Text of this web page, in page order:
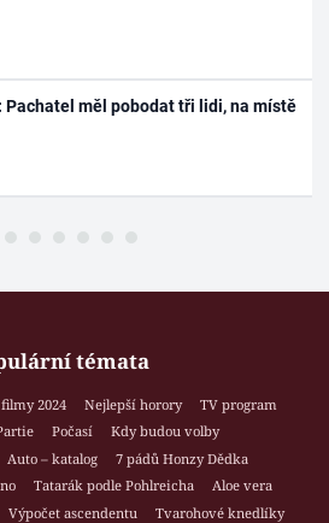
Pachatel měl pobodat tři lidi, na místě
témata
2024 Nejlepší horory
TV program
Počasí
Kdy budou volby
Auto – katalog
7 pádů Honzy Dědka
Tatarák podle Pohlreicha
Aloe vera
Výpočet ascendentu
Tvarohové knedlíky